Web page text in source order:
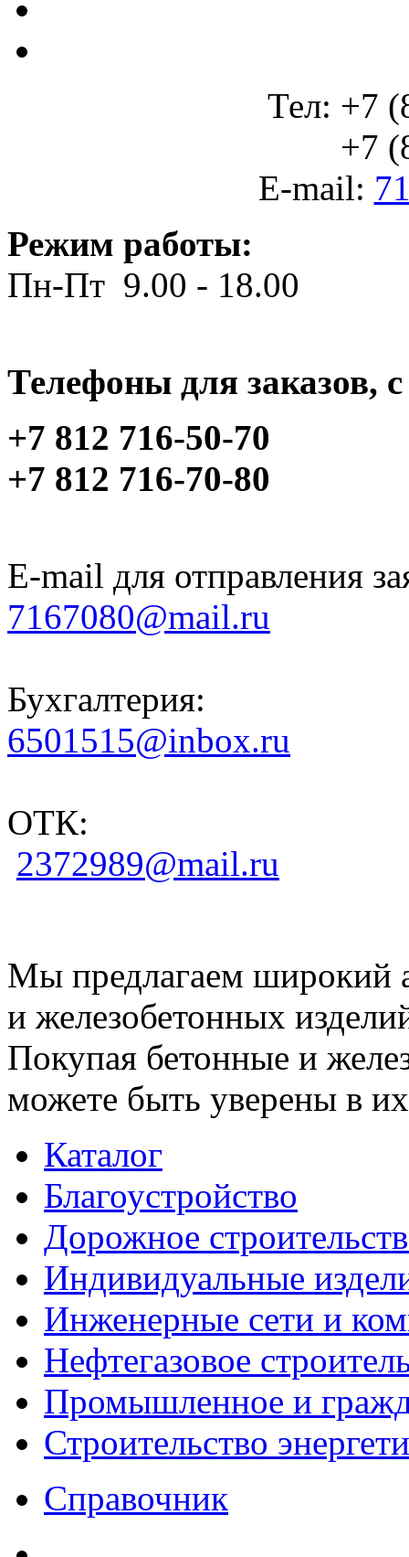
Тел: +7
+7
E-mail:
Режим работы:
Пн-Пт 9.00 - 18.00
Телефоны для заказов,
+7 812 716-50-70
+7 812 716-70-80
E-mail для отправления
7167080@mail.ru
Бухгалтерия:
6501515@inbox.ru
ОТК:
2372989@mail.ru
Мы предлагаем широкий
и железобетонных
Покупая бетонные и
можете быть уверены в их
Каталог
Благоустройство
Дорожное
Индивидуальные
Инженерные сети и
Нефтегазовое
Промышленное и
Строительство
Справочник